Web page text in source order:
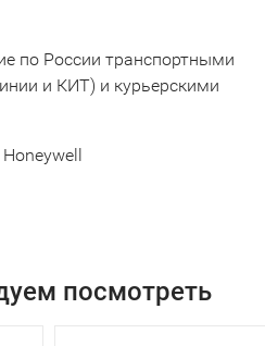
по России транспортными
и КИТ) и курьерскими
Honeywell
посмотреть